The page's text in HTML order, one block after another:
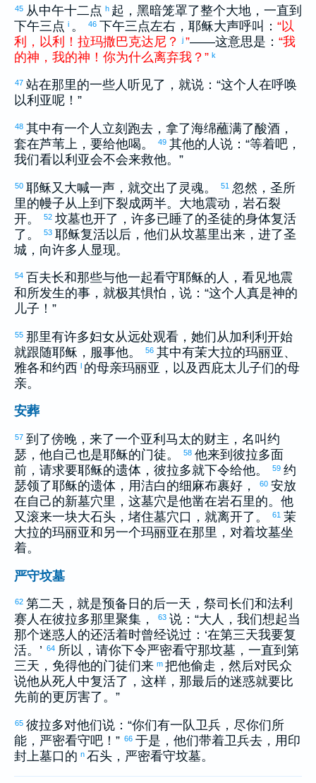
45 从中午十二点 h 起，黑暗笼罩了整个大地，一直到
下午三点 i 。 46 下午三点左右，耶稣大声呼叫： “以
利
， 以利 ！ 拉玛撒巴克达尼 ？ j ”——这意思是： “我
的神 ， 我的神 ！ 你为什么离弃我 ？ ” k
47 站在那里的一些人听见了，就说：“这个人在呼唤
以利亚呢！”
48 其中有一个人立刻跑去，拿了海绵蘸满了酸酒，
套在芦苇上，要给他喝。
49 其他的人说：“等着吧，
我们看以利亚会不会来救他。”
50 耶稣又大喊一声，就交出了灵魂。 51 忽然，圣所
里的幔子从上到下裂成两半。大地震动，岩石裂
开。
52 坟墓也开了，许多已睡了的圣徒的身体复活
了。
53 耶稣复活以后，他们从坟墓里出来，进了圣
城，向许多人显现。
54 百夫长和那些与他一起看守耶稣的人，看见地震
和所发生的事，就极其惧怕，说：“这个人真是神的
儿子！”
55 那里有许多妇女从远处观看，她们从加利利 开始
就跟随耶稣，服事他。
56 其中有茉大拉的玛丽亚 、
雅各和约西 l 的母亲玛丽亚 ，以及西庇太 儿子们的母
亲。
安葬
57 到了傍晚，来了一个亚利马太的财主，名叫 约
瑟 ，他自己也是耶稣的门徒。 58 他来到 彼拉多面
前，请求要耶稣的遗体， 彼拉多就下令给他。 59 约
瑟领了耶稣的遗体，用洁白的细麻布裹好， 60 安放
在自己的新墓穴里，这墓穴是他凿在岩石里的。他
又滚来一块大石头，堵住墓穴口，就离开了。
61 茉
大拉的玛丽亚和另一个玛丽亚在那里，对着坟墓坐
着。
严守坟墓
62 第二天，就是预备日的后一天，祭司长们和法利
赛 人在彼拉多那里聚集， 63 说：“大人，我们想起当
那个迷惑人的还活着时曾经说过：‘在第三天我要复
活。’ 64 所以，请你下令严密看守那坟墓，一直到第
三天，免得他的门徒们来 m 把他偷走，然后对民众
说他从死人中复活了，这样，那最后的迷惑就要比
先前的更厉害了。”
65 彼拉多对他们说：“你们有一队卫兵，尽你们所
能，严密看守吧！” 66 于是，他们带着卫兵去，用印
封上墓口的 n 石头，严密看守坟墓。